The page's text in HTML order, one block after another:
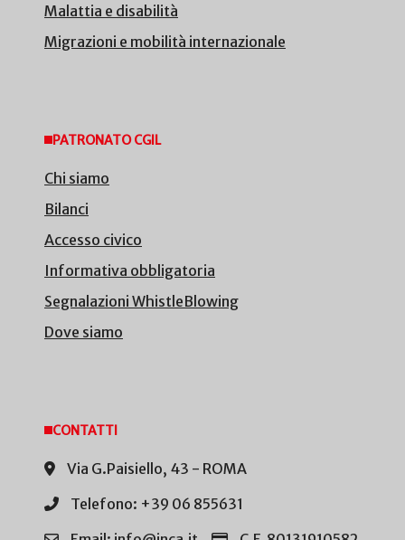
Malattia e disabilità
Migrazioni e mobilità internazionale
PATRONATO CGIL
Chi siamo
Bilanci
Accesso civico
Informativa obbligatoria
Segnalazioni WhistleBlowing
Dove siamo
CONTATTI
Via G.Paisiello, 43 - ROMA
Telefono: +39 06 855631